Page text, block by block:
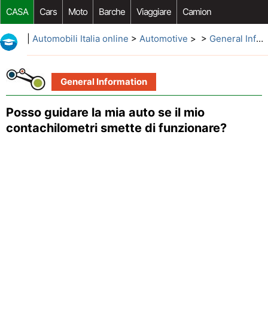
CASA Cars Moto Barche Viaggiare Camion
Riparazione Auto Acquisto Auto Car Opzioni Aftermarket
Automobili Italia online > Automotive > > General Information
General Information
Posso guidare la mia auto se il mio
contachilometri smette di funzionare?